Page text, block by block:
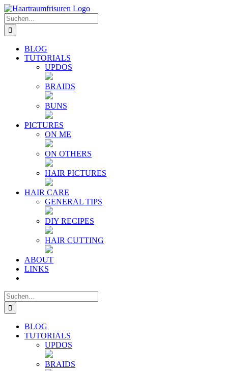
Zum
Inhalt
springen
E-
Mail
YouTube
Instagram
Facebook
Twitter
Suche
nach:
BLOG
TUTORIALS
UPDOS
BRAIDS
BUNS
PICTURES
ON ME
ON OTHERS
HAIR PICTURES
HAIR CARE
GENERAL TIPS
DIY RECIPES
HAIR CUTTING
ABOUT
LINKS
Suche
nach:
BLOG
TUTORIALS
UPDOS
BRAIDS